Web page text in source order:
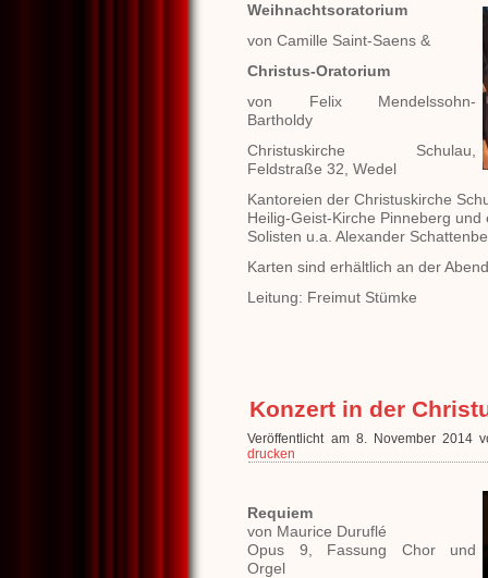
Weihnachtsoratorium
von Camille Saint-Saens &
Christus-Oratorium
von Felix Mendelssohn-
Bartholdy
Christuskirche Schulau,
Feldstraße 32, Wedel
Kantoreien der Christuskirche
Heilig-Geist-Kirche Pinneberg und
Solisten u.a. Alexander
Karten sind erhältlich an der
Leitung: Freimut Stümke
Konzert in der
Veröffentlicht am 8. November 2014
drucken
Requiem
von Maurice Duruflé
Opus 9, Fassung Chor und
Orgel